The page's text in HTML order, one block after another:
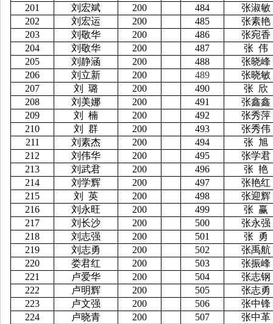
201
刘宏斌 200 484
张淑敏
202
刘宏运 200 485
张素艳
203
刘敬华 200 486
张宛香
204
刘敬华 200 487 张 伟
205
刘静涵 200 488
张晓峰
206
刘立新 200 489
张晓敏
207
刘 璐 200 490 张 欣
208
刘美娜 200 491
张鑫鑫
209
刘 楠 200 492
张秀萍
210
刘 群 200 493
张秀伟
211
刘素杰 200 494 张 旭
212
刘伟华 200 495
张学君
213
刘武君 200 496 张 艳
214
刘学辉 200 497
张艳红
215
刘 英 200 498
张迎辉
216
刘永旺 200 499 张 赢
217
刘长沙 200 500
张永强
218
刘志强 200 501 张
勇
219
刘志勇 200 502
张禹航
220
娄君红 200 503
张振峰
221
卢爱华 200 504
张志钢
222
卢明辉 200 505
张志勇
223
卢文强 200 506
张中锋
224
卢晓青 200 507
张中革